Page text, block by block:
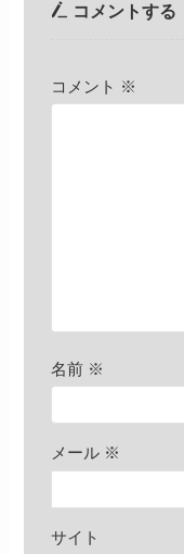
コメントする
コメント ※
名前 ※
メール ※
サイト